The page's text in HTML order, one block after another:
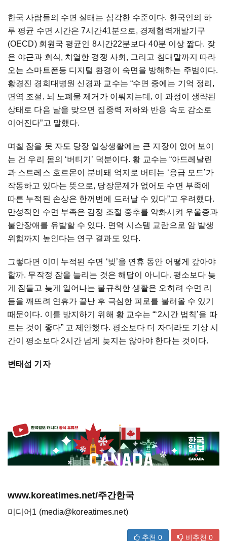
한국 사람들의 수면 실태는 심각한 수준이다. 한국인의 하
루 평균 수면 시간은 7시간41분으로, 경제협력개발기구
(OECD) 회원국 평균인 8시간22분보다 40분 이상 짧다. 잦
은 야근과 회식, 치열한 경쟁 사회 , 그리고 침대맡까지
따라
오는 스마트폰등 디지털 환경이 숙면을 방해하는 주범이다.
황경진 경희대병원 신경과 교수는 “수면 중에는 기억 정리 ,
면역 조절 , 뇌 노폐물 제거가 이뤄지는데 , 이 과정이
생략된
상태로 다음 날을 맞으면 집중력 저하와 반응 속도 감소로
이어진다”고 말했다.
며칠 잠을 못 자도 당장 일상생활에는 큰 지장이 없어 보이
는 건 우리 몸의 ‘버티기’ 덕분이다. 황 교수는 “아드레날린
과 스트레스 호르몬이 분비돼 억지로 버티는 ‘응급 모드’가
작동하고 있다는 뜻으로, 당장문제가 없어도 수면 부족에
따른 누적된 손상은 한꺼번에 드러날 수 있다”고 우려했다.
만성적인 수면 부족은 감정 조절 중추를 약화시켜 우울증과
불안장애를 유발할 수 있다. 면역 시스템 교란으로 암 발생
위험까지
높인다는 연구 결과도 있다.
그렇다면 이미 누적된 수면 ‘빚’을 연휴 동안 어떻게 갚아야
할까. 무작정 잠을 늘리는 것은 해답이 아니다. 평소보다 늦
게 잠들고 늦게 일어나는 불규칙한 생활은 오히려 수면 리
듬을 깨뜨려 연휴가 끝난 후 극심한 피로를 불러올 수 있기
때문이다. 이를 방지하기 위해 황 교수는 “‘2시간 법칙’을 따
르는 것이 좋다” 고 제안했다. 평소보다 더 자더라도 기상 시
간이
평소보다2시간 넘게 늦지는 않아야 한다는 것이다.
변태섭 기자
www.koreatimes.net/주간한국
미디어1 (media@koreatimes.net)
추천 0 비추천 0